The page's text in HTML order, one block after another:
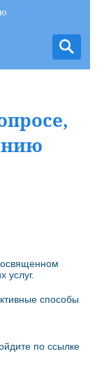
услуг.
способы
по ссылке